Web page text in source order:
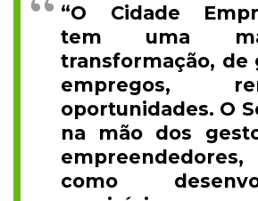
“O Cidade
tem uma
transformação, de
empregos,
oportunidades. O
na mão dos
empreendedores,
como